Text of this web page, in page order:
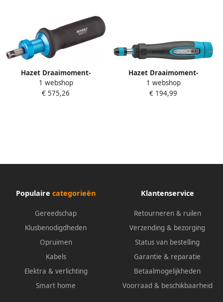
Hazet Draaimoment-
schroevendraaier 6003CT
Draaimomentbereik min-
1 webshop
€ 575,26
Hazet Draaimoment-
schroevendraaier met
standaard greep 6004CT-12
1 webshop
€ 194,99
Populaire categorieën
Gereedschap
Klusbenodigdheden
Opruimen
Kabels
Elektra & verlichting
Smart home
Klantenservice
Retourneren & ruilen
Verzending & bezorging
Status van bestelling
Garantie & reparatie
Betaalmogelijkheden
Voorraad & beschikbaarheid